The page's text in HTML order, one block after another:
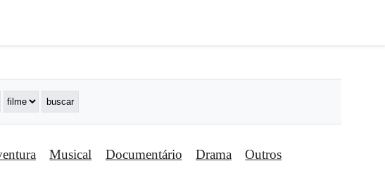
Musical Documentário Drama Outros